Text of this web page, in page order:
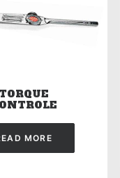
TORQUE
MORE